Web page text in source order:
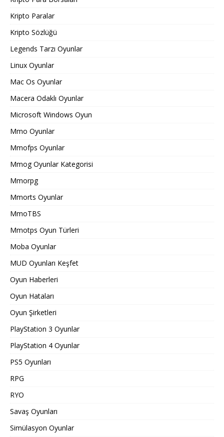
Kripto Paralar
Kripto Sözlüğü
Legends Tarzı Oyunlar
Linux Oyunlar
Mac Os Oyunlar
Macera Odaklı Oyunlar
Microsoft Windows Oyun
Mmo Oyunlar
Mmofps Oyunlar
Mmog Oyunlar Kategorisi
Mmorpg
Mmorts Oyunlar
MmoTBS
Mmotps Oyun Türleri
Moba Oyunlar
MUD Oyunları Keşfet
Oyun Haberleri
Oyun Hataları
Oyun Şirketleri
PlayStation 3 Oyunlar
PlayStation 4 Oyunlar
PS5 Oyunları
RPG
RYO
Savaş Oyunları
Simülasyon Oyunlar